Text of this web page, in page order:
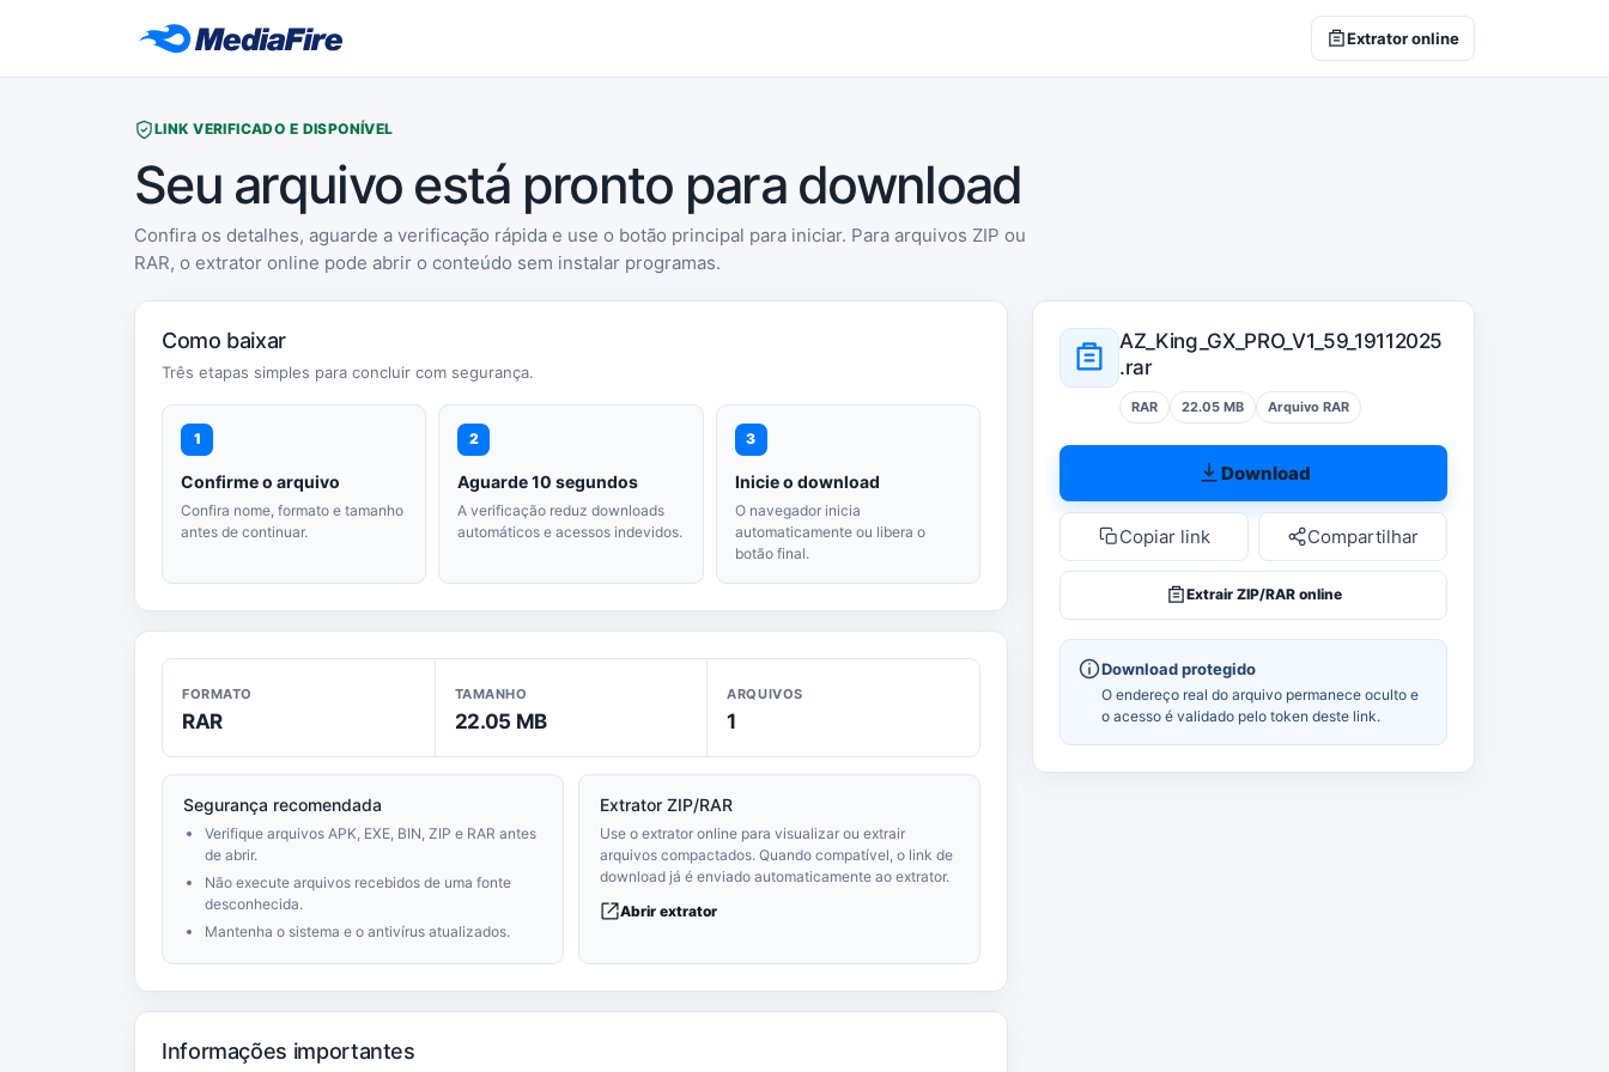
Extrator online
LINK VERIFICADO E DISPONÍVEL
Seu arquivo está pronto para download
Confira os detalhes, aguarde a verificação rápida e use o botão principal para iniciar. Para arquivos ZIP ou
RAR, o extrator online pode abrir o conteúdo sem instalar programas.
Como baixar
Três etapas simples para concluir com segurança.
1
Confirme o arquivo
Confira nome, formato e tamanho
antes de continuar.
2
Aguarde 10 segundos
A verificação reduz downloads
automáticos e acessos indevidos.
3
Inicie o download
O navegador inicia
automaticamente ou libera o
botão final.
FORMATO
RAR
TAMANHO
22.05 MB
ARQUIVOS
1
Segurança recomendada
Verifique arquivos APK, EXE, BIN, ZIP e RAR antes
de abrir.
Não execute arquivos recebidos de uma fonte
desconhecida.
Mantenha o sistema e o antivírus atualizados.
Extrator ZIP/RAR
Use o extrator online para visualizar ou extrair
arquivos compactados. Quando compatível, o link de
download já é enviado automaticamente ao extrator.
Abrir extrator
Informações importantes
AZ_King_GX_PRO_V1_59_19112025
.rar
RAR 22.05 MB Arquivo RAR
Download
Copiar link Compartilhar
Extrair ZIP/RAR online
Download protegido
O endereço real do arquivo permanece oculto e
o acesso é validado pelo token deste link.